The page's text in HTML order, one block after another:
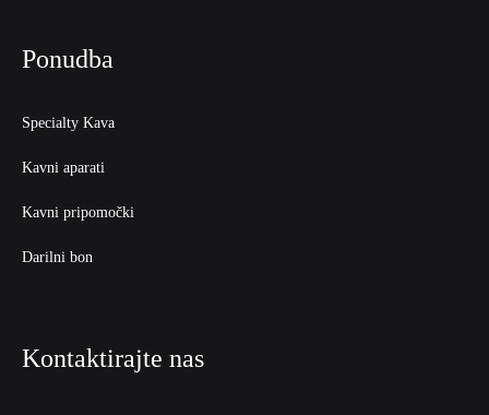
Ponudba
Specialty Kava
Kavni aparati
Kavni pripomočki
Darilni bon
Kontaktirajte nas